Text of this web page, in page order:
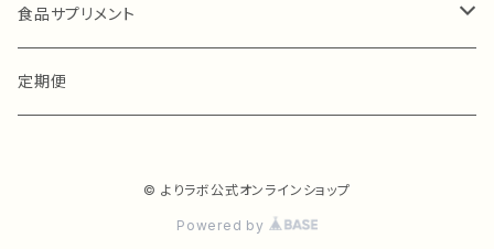
MkufukuⓇ（エムクウフク）
食品サプリメント
MkufukuⓇ（エムクウフク）
定期便
© よりラボ公式オンラインショップ
Powered by